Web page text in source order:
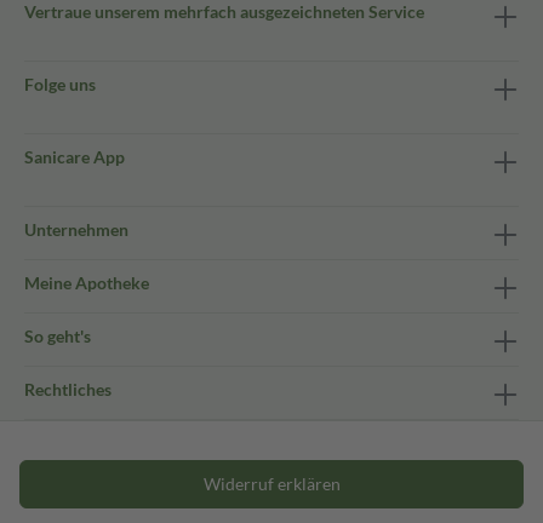
Vertraue unserem mehrfach ausgezeichneten Service
Folge uns
Sanicare App
Unternehmen
Meine Apotheke
So geht's
Rechtliches
Widerruf erklären